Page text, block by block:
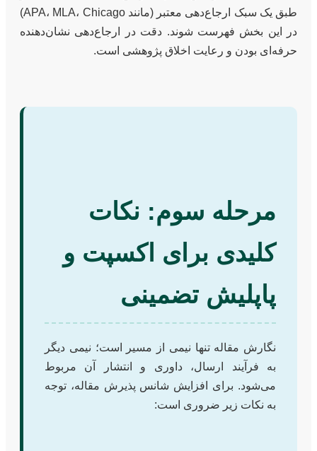
طبق یک سبک ارجاع‌دهی معتبر (مانند APA، MLA، Chicago)
در این بخش فهرست شوند. دقت در ارجاع‌دهی نشان‌دهنده
حرفه‌ای بودن و رعایت اخلاق پژوهشی است.
مرحله سوم: نکات
کلیدی برای اکسپت و
پاپلیش تضمینی
نگارش مقاله تنها نیمی از مسیر است؛ نیمی دیگر
به فرآیند ارسال، داوری و انتشار آن مربوط
می‌شود. برای افزایش شانس پذیرش مقاله، توجه
به نکات زیر ضروری است: